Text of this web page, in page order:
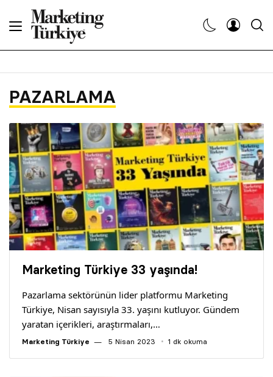
PAZARLAMA
Marketing Türkiye 33 yaşında!
Pazarlama sektörünün lider platformu Marketing
Türkiye, Nisan sayısıyla 33. yaşını kutluyor. Gündem
yaratan içerikleri, araştırmaları,…
Marketing Türkiye 5 Nisan 2023 1 dk okuma
Dergiler
Etkinlikler
Söyleşiler
Kariyer
Araştırma